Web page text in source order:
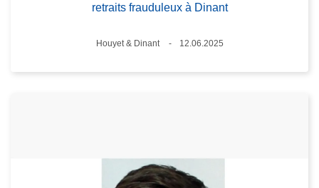
retraits frauduleux à Dinant
Lieux
Houyet & Dinant
12.06.2025